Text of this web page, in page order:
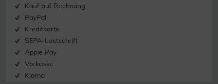
Kauf auf Rechnung
PayPal
Kreditkarte
SEPA-Lastschrift
Apple Pay
Vorkasse
Klarna